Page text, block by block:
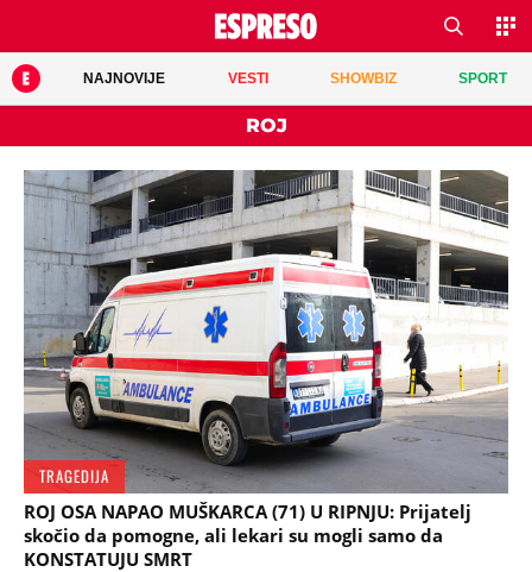
NAJNOVIJE VESTI SHOWBIZ SPORT
ROJ
TRAGEDIJA
ROJ OSA NAPAO MUŠKARCA (71) U RIPNJU: Prijatelj
skočio da pomogne, ali lekari su mogli samo da
KONSTATUJU SMRT